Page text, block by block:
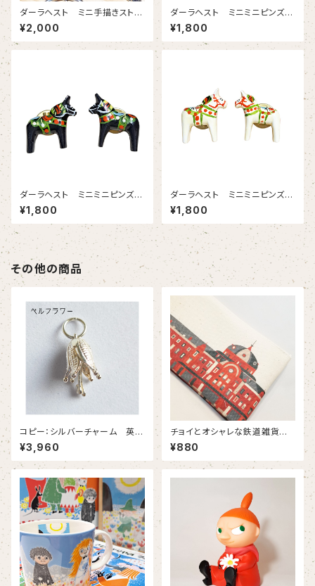
ダーラヘスト ミニ手描きストラ
ップ 紐白 【青 赤の２色
エナメルコーティング スウェー
デン製】
¥2,000
ダーラヘスト ミニミニピンズ
【スウェーデン製 全4色
赤・青 白・黒は別ぺージに
掲載中】
¥1,800
ダーラヘスト ミニミニピンズ
【スウェーデン製 全4色
黒 赤・青・白は別ぺージに
掲載中】
¥1,800
ダーラヘスト ミニミニピンズ
【スウェーデン製 全4色
白 赤・青・黒は別ぺージに
掲載中】
¥1,800
その他の商品
コピー：シルバーチャーム 英国
製 【シルバー925製品】 ４種類
掲載
¥3,960
チョイとオシャレな鉄道雑貨
ペンケース 丸の内駅舎 pro
duced by DELFONICS
¥880